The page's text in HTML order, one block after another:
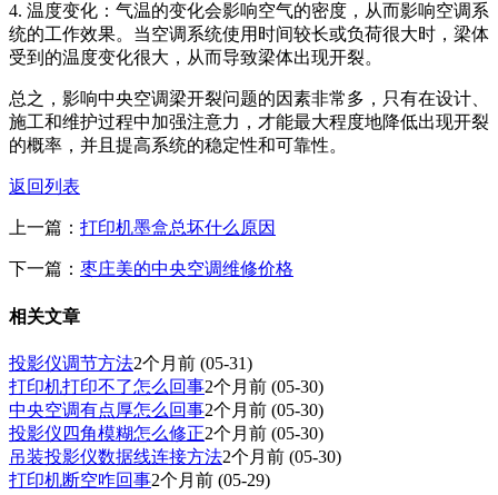
4. 温度变化：气温的变化会影响空气的密度，从而影响空调系
统的工作效果。当空调系统使用时间较长或负荷很大时，梁体
受到的温度变化很大，从而导致梁体出现开裂。
总之，影响中央空调梁开裂问题的因素非常多，只有在设计、
施工和维护过程中加强注意力，才能最大程度地降低出现开裂
的概率，并且提高系统的稳定性和可靠性。
返回列表
上一篇： 打印机墨盒总坏什么原因
下一篇： 枣庄美的中央空调维修价格
相关文章
投影仪调节方法2个月前 (05-31)
打印机打印不了怎么回事2个月前 (05-30)
中央空调有点厚怎么回事2个月前 (05-30)
投影仪四角模糊怎么修正2个月前 (05-30)
吊装投影仪数据线连接方法2个月前 (05-30)
打印机断空咋回事2个月前 (05-29)